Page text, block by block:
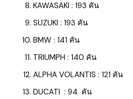
KAWASAKI : 193 คัน
SUZUKI : 193 คัน
BMW : 141 คัน
TRIUMPH : 140 คัน
ALPHA VOLANTIS : 121 คัน
DUCATI : 94 คัน